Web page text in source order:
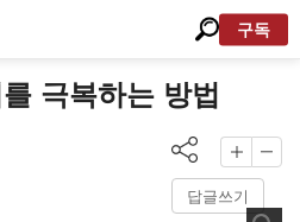
구독
극복하는 방법
답글쓰기